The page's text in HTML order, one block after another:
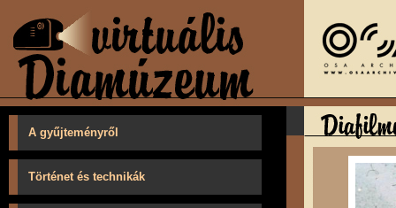
A gyűjteményről
Történet és technikák